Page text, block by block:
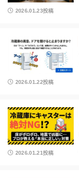
2026.01.23投稿
2026.01.22投稿
2026.01.21投稿